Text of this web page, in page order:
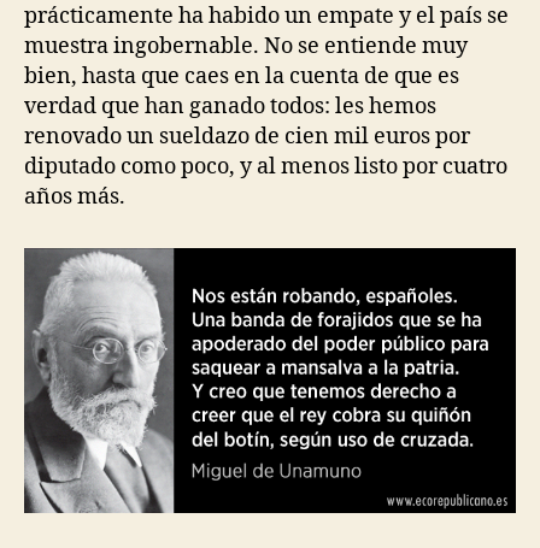
prácticamente ha habido un empate y el país se
muestra ingobernable. No se entiende muy
bien, hasta que caes en la cuenta de que es
verdad que han ganado todos: les hemos
renovado un sueldazo de cien mil euros por
diputado como poco, y al menos listo por cuatro
años más.